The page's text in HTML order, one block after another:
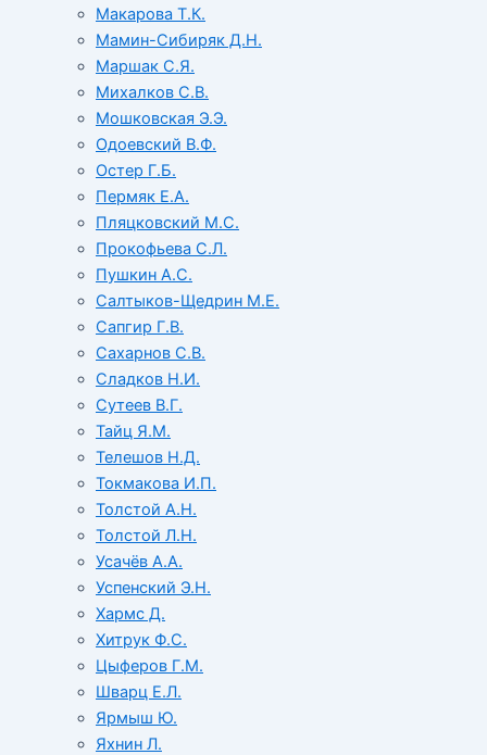
Макарова Т.К.
Мамин-Сибиряк Д.Н.
Маршак С.Я.
Михалков С.В.
Мошковская Э.Э.
Одоевский В.Ф.
Остер Г.Б.
Пермяк Е.А.
Пляцковский М.С.
Прокофьева С.Л.
Пушкин А.С.
Салтыков-Щедрин М.Е.
Сапгир Г.В.
Сахарнов С.В.
Сладков Н.И.
Сутеев В.Г.
Тайц Я.М.
Телешов Н.Д.
Токмакова И.П.
Толстой А.Н.
Толстой Л.Н.
Усачёв А.А.
Успенский Э.Н.
Хармс Д.
Хитрук Ф.С.
Цыферов Г.М.
Шварц Е.Л.
Ярмыш Ю.
Яхнин Л.